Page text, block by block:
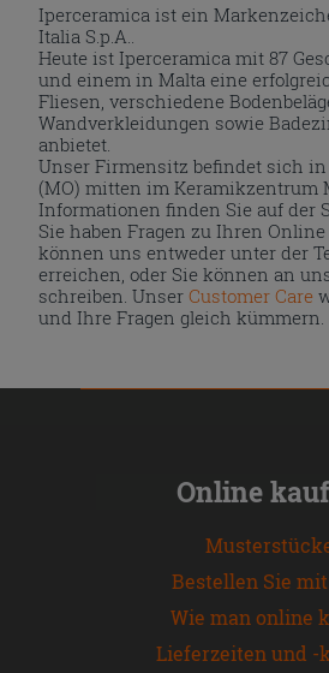
Iperceramica ist ein
Italia S.p.A..
Heute ist Iperceramica mit 87
und einem in Malta eine
Fliesen, verschiedene
Wandverkleidungen sowie
anbietet.
Unser Firmensitz befindet sich in
(MO) mitten im Keramikzentrum
Informationen finden Sie auf der
Sie haben Fragen zu Ihren
können uns entweder unter der
erreichen, oder Sie können an
schreiben. UnserCustomer Care
und Ihre Fragen gleich kümmern.
Online
Bestellen Sie
Wie man online
Lieferzeiten und -